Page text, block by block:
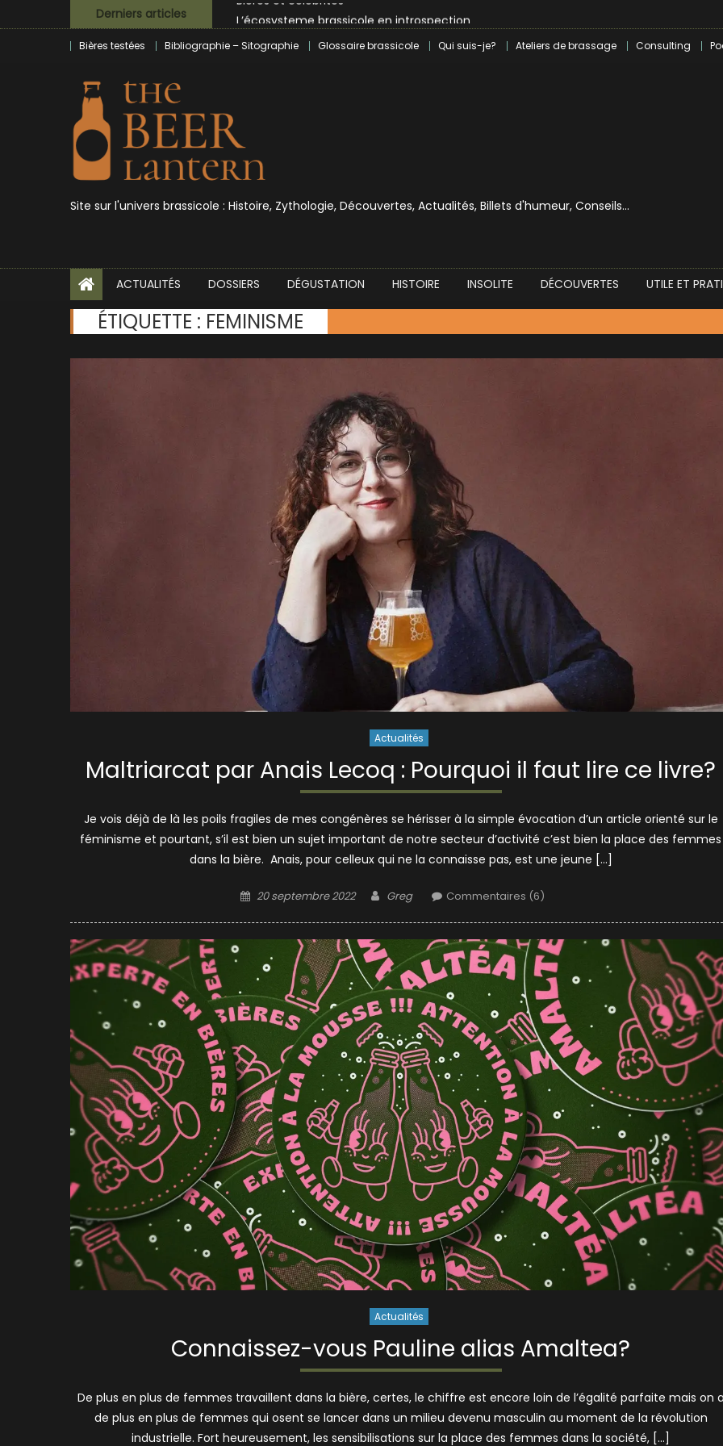
to
Derniers articles
L’écosysteme brassicole en introspection
Zoumaï : pionnier de la révolution craft à Marseille
L’intelligence artificielle dans le milieu brassicole
Bières testées Bibliographie – Sitographie Glossaire brassicole Qui suis-je? Ateliers de brassage Consulting
Site sur l'univers brassicole : Histoire, Zythologie, Découvertes, Actualités, Billets d'humeur, Conseils…
ACTUALITÉS DOSSIERS DÉGUSTATION HISTOIRE INSOLITE DÉCOUVERTES UTILE ET
ÉTIQUETTE : FEMINISME
Actualités
Maltriarcat par Anais Lecoq : Pourquoi il faut lire ce livre?
Je vois déjà de là les poils fragiles de mes congénères se hérisser à la simple évocation d’un article orienté sur le
féminisme et pourtant, s’il est bien un sujet important de notre secteur d’activité c’est bien la place des femmes
dans la bière. Anais, pour celleux qui ne la connaisse pas, est une jeune […]
Posted
20 septembre 2022 Author
Greg Commentaires (6)
Actualités
Connaissez-vous Pauline alias Amaltea?
De plus en plus de femmes travaillent dans la bière, certes, le chiffre est encore loin de l’égalité parfaite mais on
de plus en plus de femmes qui osent se lancer dans un milieu devenu masculin au moment de la révolution
industrielle. Fort heureusement, les sensibilisations sur la place des femmes dans la société, […]